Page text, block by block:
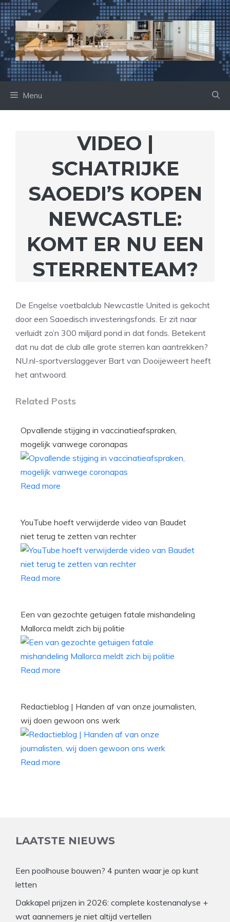
Ga
naar
de
inhoud
Menu
VIDEO |
SCHATRIJKE
SAOEDI’S KOPEN
NEWCASTLE:
KOMT ER NU EEN
STERRENTEAM?
De Engelse voetbalclub Newcastle United is gekocht
door een Saoedisch investeringsfonds. Er zit naar
verluidt zo’n 300 miljard pond in dat fonds. Betekent
dat nu dat de club alle grote sterren kan aantrekken?
NU.nl-sportverslaggever Bart van Dooijeweert heeft
het antwoord.
Related Posts
Opvallende stijging in vaccinatieafspraken,
mogelijk vanwege coronapas
Read more
YouTube hoeft verwijderde video van Baudet
niet terug te zetten van rechter
Read more
Een van gezochte getuigen fatale mishandeling
Mallorca meldt zich bij politie
Read more
Redactieblog | Handen af van onze journalisten,
wij doen gewoon ons werk
Read more
LAATSTE NIEUWS
Een poolhouse bouwen? 4 punten waar je op kunt
letten
Dakkapel prijzen in 2026: complete kostenanalyse +
wat aannemers je niet altijd vertellen